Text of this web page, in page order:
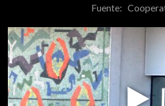
Fuente: